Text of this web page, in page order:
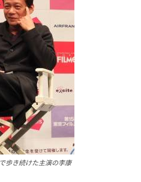
歩き続けた主演の李康